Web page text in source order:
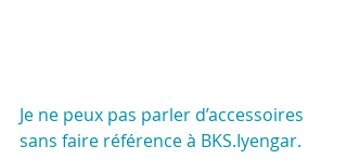
Je ne peux pas parler d’accessoires
sans faire référence à BKS.Iyengar.